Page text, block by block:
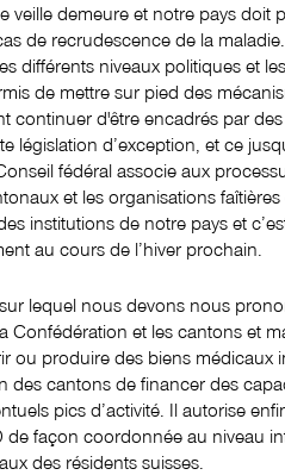
veille demeure et notre pays doit
de recrudescence de la
différents niveaux politiques et
de mettre sur pied des
continuer d'être encadrés par
législation d’exception, et ce
fédéral associe aux
et les organisations
institutions de notre pays et
au cours de l’hiver prochain.
lequel nous devons nous
Confédération et les cantons et
ou produire des biens médicaux
des cantons de financer des
pics d’activité. Il autorise
de façon coordonnée au niveau
des résidents suisses.